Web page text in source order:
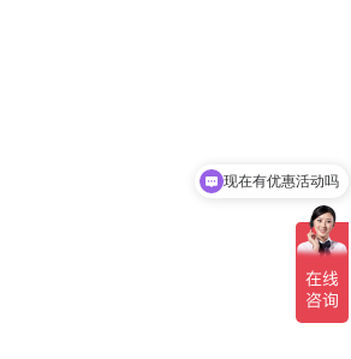
可以介绍下你们的产品么